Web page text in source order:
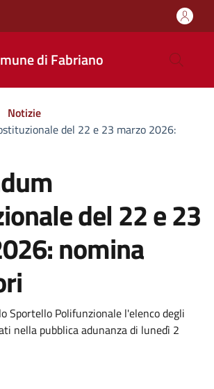
di Fabriano
Notizie
del 22 e 23 marzo 2026:
del 22 e 23
nomina
notizia
Sportello Polifunzionale l'elenco degli
nella pubblica adunanza di lunedì 2